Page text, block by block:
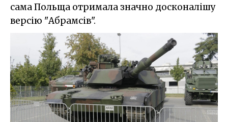
сама Польща отримала значно досконалішу
версію "Абрамсів".